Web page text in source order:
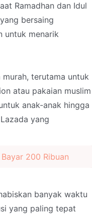
Ramadhan dan Idul
bersaing
untuk menarik
terutama untuk
atau pakaian muslim
anak-anak hingga
yang
200 Ribuan
banyak waktu
yang paling tepat